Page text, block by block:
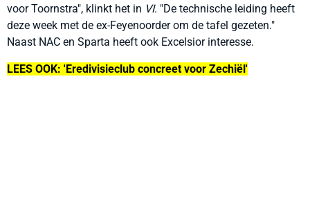
voor Toornstra", klinkt het in VI. "De technische leiding heeft
deze week met de ex-Feyenoorder om de tafel gezeten."
Naast NAC en Sparta heeft ook Excelsior interesse.
LEES OOK: 'Eredivisieclub concreet voor Zechiël'